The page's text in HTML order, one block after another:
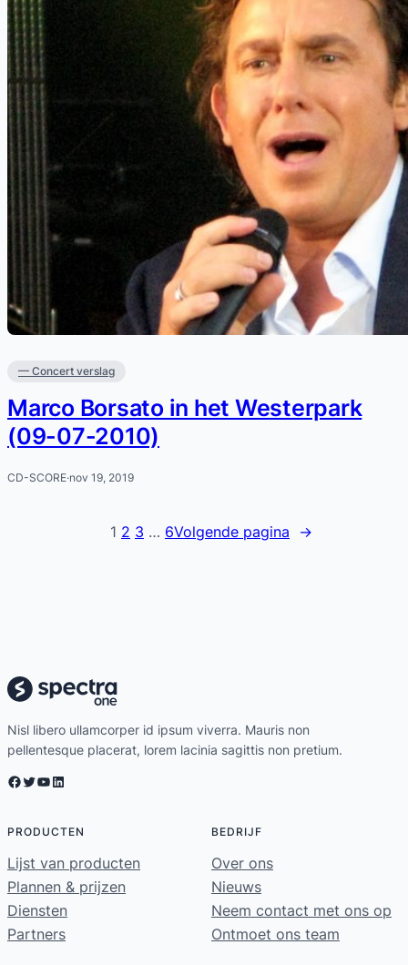
— Concert verslag
Marco Borsato in het Westerpark
(09-07-2010)
CD-SCORE·nov 19, 2019
1 2 3 … 6Volgende pagina →
Nisl libero ullamcorper id ipsum viverra. Mauris non
pellentesque placerat, lorem lacinia sagittis non pretium.
Facebook Twitter YouTube LinkedIn
PRODUCTEN
Lijst van producten
Plannen & prijzen
Diensten
Partners
BEDRIJF
Over ons
Nieuws
Neem contact met ons op
Ontmoet ons team